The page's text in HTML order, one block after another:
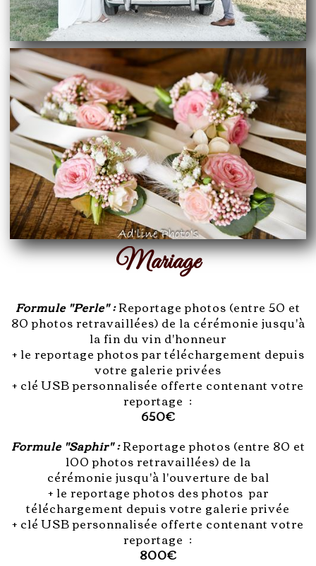
Mariage
Formule "Perle" :Reportage photos (entre 50 et
80 photos retravaillées) de la cérémonie jusqu'à
la fin du vin d'honneur
+ le reportage photos par téléchargement depuis
votre galerie privées
+ clé USB personnalisée offerte contenant votre
reportage :
650€
Formule "Saphir" :Reportage photos (entre 80 et
100 photos retravaillées) de la
cérémonie jusqu'à l'ouverture de bal
+ le reportage photos des photos par
téléchargement depuis votre galerie privée
+ clé USB personnalisée offerte contenant votre
reportage :
800€